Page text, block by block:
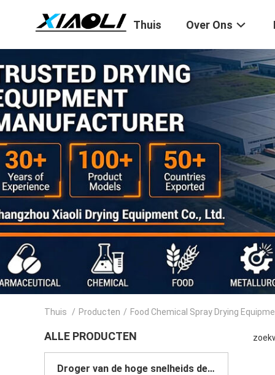
Thuis Over Ons
Thuis / Producten / Food Chemical Spray Drying
ALLE PRODUCTEN
Droger van de hoge snelheids de Centrifugaalnevel